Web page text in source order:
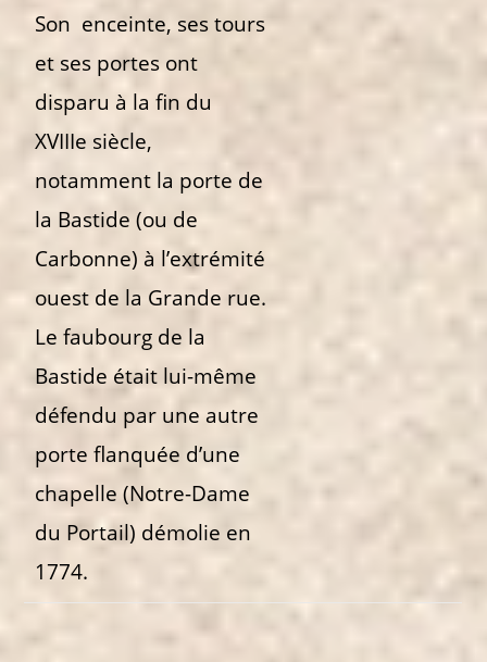
Son enceinte, ses tours
et ses portes ont
disparu à la fin du
XVIIIe siècle,
notamment la porte de
la Bastide (ou de
Carbonne) à l’extrémité
ouest de la Grande rue.
Le faubourg de la
Bastide était lui-même
défendu par une autre
porte flanquée d’une
chapelle (Notre-Dame
du Portail) démolie en
1774.